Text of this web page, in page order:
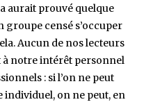
aurait prouvé quelque
groupe censé s’occuper
Aucun de nos lecteurs
à notre intérêt personnel
: si l’on ne peut
individuel, on ne peut, en